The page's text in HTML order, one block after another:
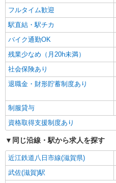
フルタイム歓迎
駅直結・駅チカ
バイク通勤OK
残業少なめ（月20h未満）
社会保険あり
退職金・財形貯蓄制度あり
制服貸与
資格取得支援制度あり
同じ沿線・駅から求人を探す
近江鉄道八日市線(滋賀県)
武佐(滋賀)駅